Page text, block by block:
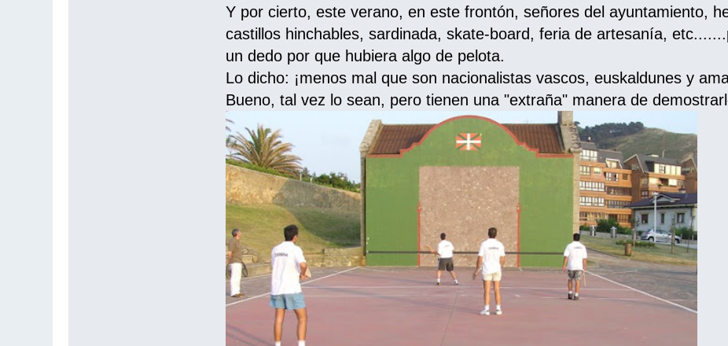
Y por cierto, este verano, en este frontón, señores del ayuntamiento,
castillos hinchables, sardinada, skate-board, feria de artesanía,
un dedo por que hubiera algo de pelota.
Lo dicho: ¡menos mal que son nacionalistas vascos, euskaldunes y
Bueno, tal vez lo sean, pero tienen una "extraña" manera de